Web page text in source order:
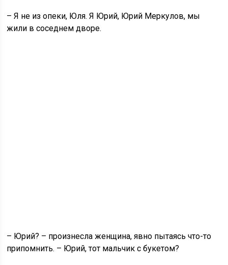
– Я не из опеки, Юля. Я Юрий, Юрий Меркулов, мы
жили в соседнем дворе.
– Юрий? – произнесла женщина, явно пытаясь что-то
припомнить. – Юрий, тот мальчик с букетом?